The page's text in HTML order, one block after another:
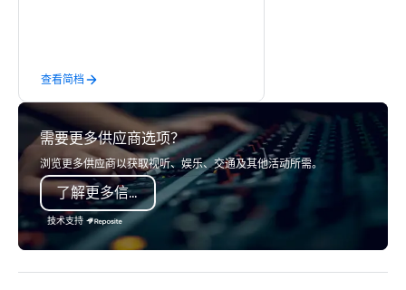
Multi-stage Festival Production; we
strive to ensure we meet your
standards at your budget level. Our
number one goal is for our clients to
effectively communicate their vision
in the way they want it delivered – an
Ideal Event.
查看简档
需要更多供应商选项？
浏览更多供应商以获取视听、娱乐、交通及其他活动所需。
了解更多信息
技术支持